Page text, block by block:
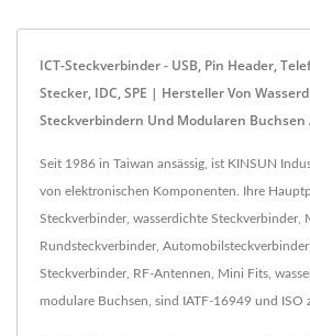
ICT-Steckverbinder - USB, Pin Header,
Stecker, IDC, SPE | Hersteller Von
Steckverbindern Und Modularen Buchsen
Seit 1986 in Taiwan ansässig, ist KINSUN
von elektronischen Komponenten. Ihre
Steckverbinder, wasserdichte Steckverbinder,
Rundsteckverbinder,
Steckverbinder, RF-Antennen, Mini Fits,
modulare Buchsen, sind IATF-16949 und ISO